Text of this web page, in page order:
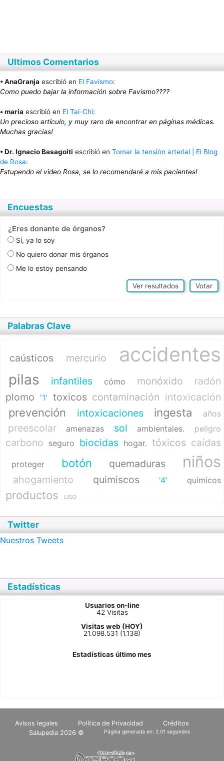
Ultimos Comentarios
• AnaGranja escribió en El Favismo:
Como puedo bajar la información sobre Favismo????
• maria escribió en El Tai-Chi:
Un precioso artículo, y muy raro de encontrar en páginas médicas.
Muchas gracias!
• Dr. Ignacio Basagoiti escribió en Tomar la tensión arterial | El Blog
de Rosa:
Estupendo el video Rosa, se lo recomendaré a mis pacientes!
Encuestas
¿Eres donante de órganos?
Sí, ya lo soy
No quiero donar mis órganos
Me lo estoy pensando
Votar
Ver resultados
Palabras Clave
caústicos mercurio accidentes
pilas infantiles cómo monóxido
radón
plomo
'1' toxicos contaminación intoxicación
prevención intoxicaciones ingesta años
preescolar amenazas sol ambientales. peligro
carbono seguro biocidas hogar. tóxicos caídas
proteger botón quemaduras niños
ahogamiento quimiscos '4' químicos
productos uso
Twitter
Nuestros Tweets
Estadísticas
Usuarios on-line
42 Visitas
Visitas web (HOY)
21.098.531 (1.138)
Estadísticas último mes
Avisos legales Política de Privacidad
Créditos
Salupedia 2026 ©
Página generada en: 2.01 segundos